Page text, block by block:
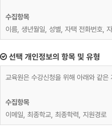
수집항목
이름, 생년월일, 성별, 자택 전화번호,
재직자 교육
위 수집항목 포함, 사업장명, 사업장
호, 사업장 주소, 상시근로자 수, 수강
개인정보 수집방법
홈페이지(수강신청)
선택 개인정보의 항목 및 유형
교육원은 수강신청을 위해 아래와 같은
수집항목
이메일, 최종학교, 최종학력, 지원경로